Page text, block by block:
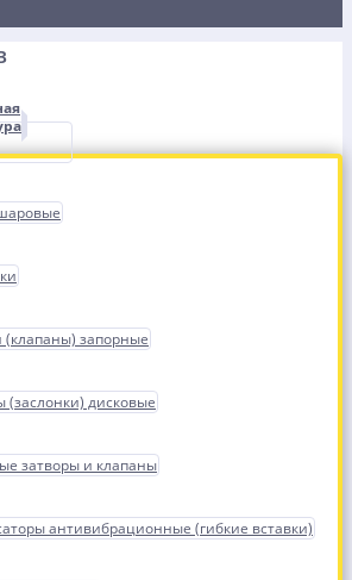
(клапаны) запорные
(заслонки) дисковые
затворы и клапаны
антивибрационные (гибкие вставки)